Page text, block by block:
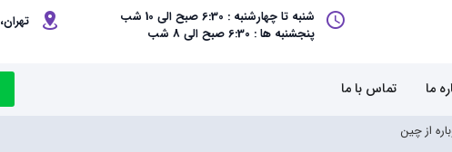
شنبه تا چهارشنبه : 6:30 صبح الی 10 شب
پنجشنبه ها : 6:30 صبح الی 8 شب
ما تماس با ما